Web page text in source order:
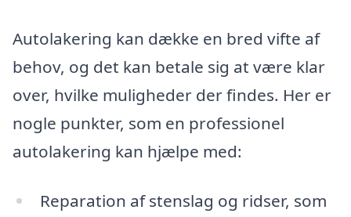
Autolakering kan dække en bred vifte af
behov, og det kan betale sig at være klar
over, hvilke muligheder der findes. Her er
nogle punkter, som en professionel
autolakering kan hjælpe med:
Reparation af stenslag og ridser, som